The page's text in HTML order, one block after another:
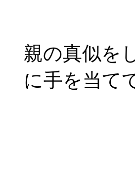
親の真似を
に手を当て